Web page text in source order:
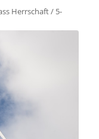
Herrschaft / 5-